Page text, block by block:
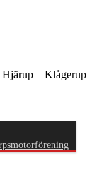
Hjärup – Klågerup –